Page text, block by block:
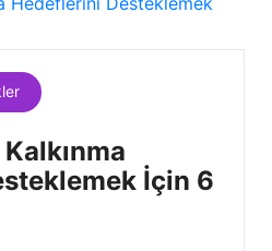
İçin 6